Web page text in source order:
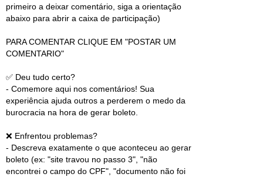
primeiro a deixar comentário, siga a orientação
abaixo para abrir a caixa de participação)
PARA COMENTAR CLIQUE EM "POSTAR UM
COMENTARIO"
✅ Deu tudo certo?
- Comemore aqui nos comentários! Sua
experiência ajuda outros a perderem o medo da
burocracia na hora de gerar boleto.
❌ Enfrentou problemas?
- Descreva exatamente o que aconteceu ao gerar
boleto (ex: "site travou no passo 3", "não
encontrei o campo do CPF", "documento não foi